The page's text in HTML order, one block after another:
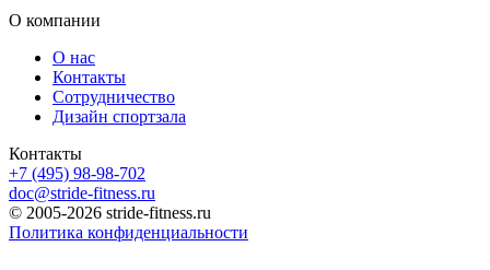
О компании
О нас
Контакты
Сотрудничество
Дизайн спортзала
Контакты
+7 (495) 98-98-702
doc@stride-fitness.ru
© 2005-2026 stride-fitness.ru
Политика конфиденциальности